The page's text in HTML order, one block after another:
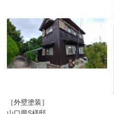
［外壁塗装］